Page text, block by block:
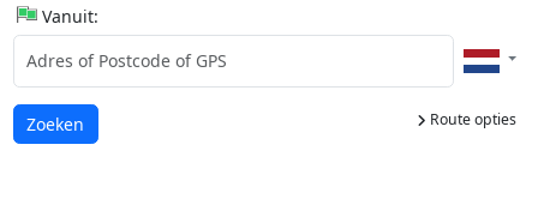
Vanuit:
Route opties
Laden...
Zoeken